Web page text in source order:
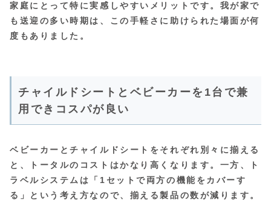
家庭にとって特に実感しやすいメリットです。我が家で
も送迎の多い時期は、この手軽さに助けられた場面が何
度もありました。
チャイルドシートとベビーカーを1台で兼
用できコスパが良い
ベビーカーとチャイルドシートをそれぞれ別々に揃える
と、トータルのコストはかなり高くなります。一方、ト
ラベルシステムは
「1セットで両方の機能をカバーす
る」という考え方なので、揃える製品の数が減ります。